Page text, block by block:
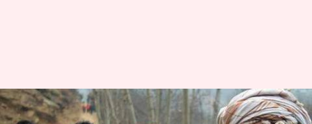
जम्मू-कश्मीर: 8 प्रतिशत वोट शेयर से 3